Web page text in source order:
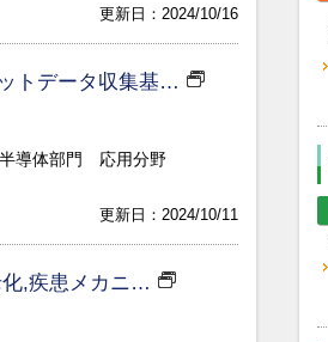
更新日：2024/10/16
トデータ収集基…
導体部門 応用分野
更新日：2024/10/11
,疾患メカニ…